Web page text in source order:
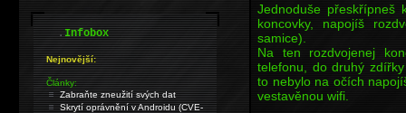
Jednoduše přeskřípneš
koncovky, napojíš
samice).
Na ten rozdvojenej
telefonu, do druhý
to nebylo na očích
vestavěnou wifi.
.Infobox
Nejnovější:
Články:
Zabraňte zneužití svých dat
Skrytí oprávnění v Androidu (CVE-